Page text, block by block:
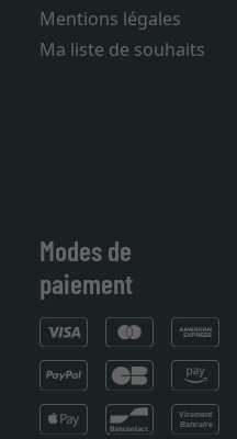
Mentions légales
Ma liste de souhaits
Modes de
paiement